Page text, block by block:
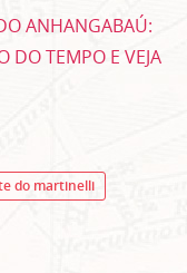
ANHANGABAÚ:
DO TEMPO E VEJA
do martinelli